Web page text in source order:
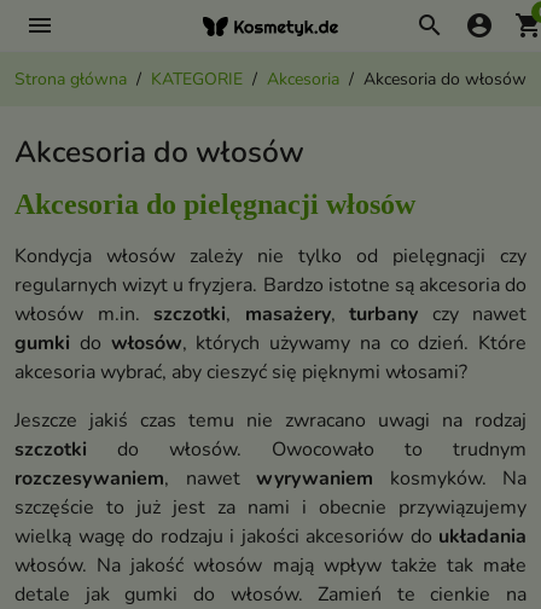
menu search account_circle
Strona główna KATEGORIE Akcesoria Akcesoria do włosów
Akcesoria do włosów
Akcesoria do pielęgnacji włosów
Kondycja włosów zależy nie tylko od pielęgnacji czy
regularnych wizyt u fryzjera. Bardzo istotne są akcesoria do
włosów m.in. szczotki, masażery, turbany czy nawet
gumki do włosów, których używamy na co dzień. Które
akcesoria wybrać, aby cieszyć się pięknymi włosami?
Jeszcze jakiś czas temu nie zwracano uwagi na rodzaj
szczotki do włosów. Owocowało to trudnym
rozczesywaniem, nawet wyrywaniem kosmyków. Na
szczęście to już jest za nami i obecnie przywiązujemy
wielką wagę do rodzaju i jakości akcesoriów do układania
włosów. Na jakość włosów mają wpływ także tak małe
detale jak gumki do włosów. Zamień te cienkie na